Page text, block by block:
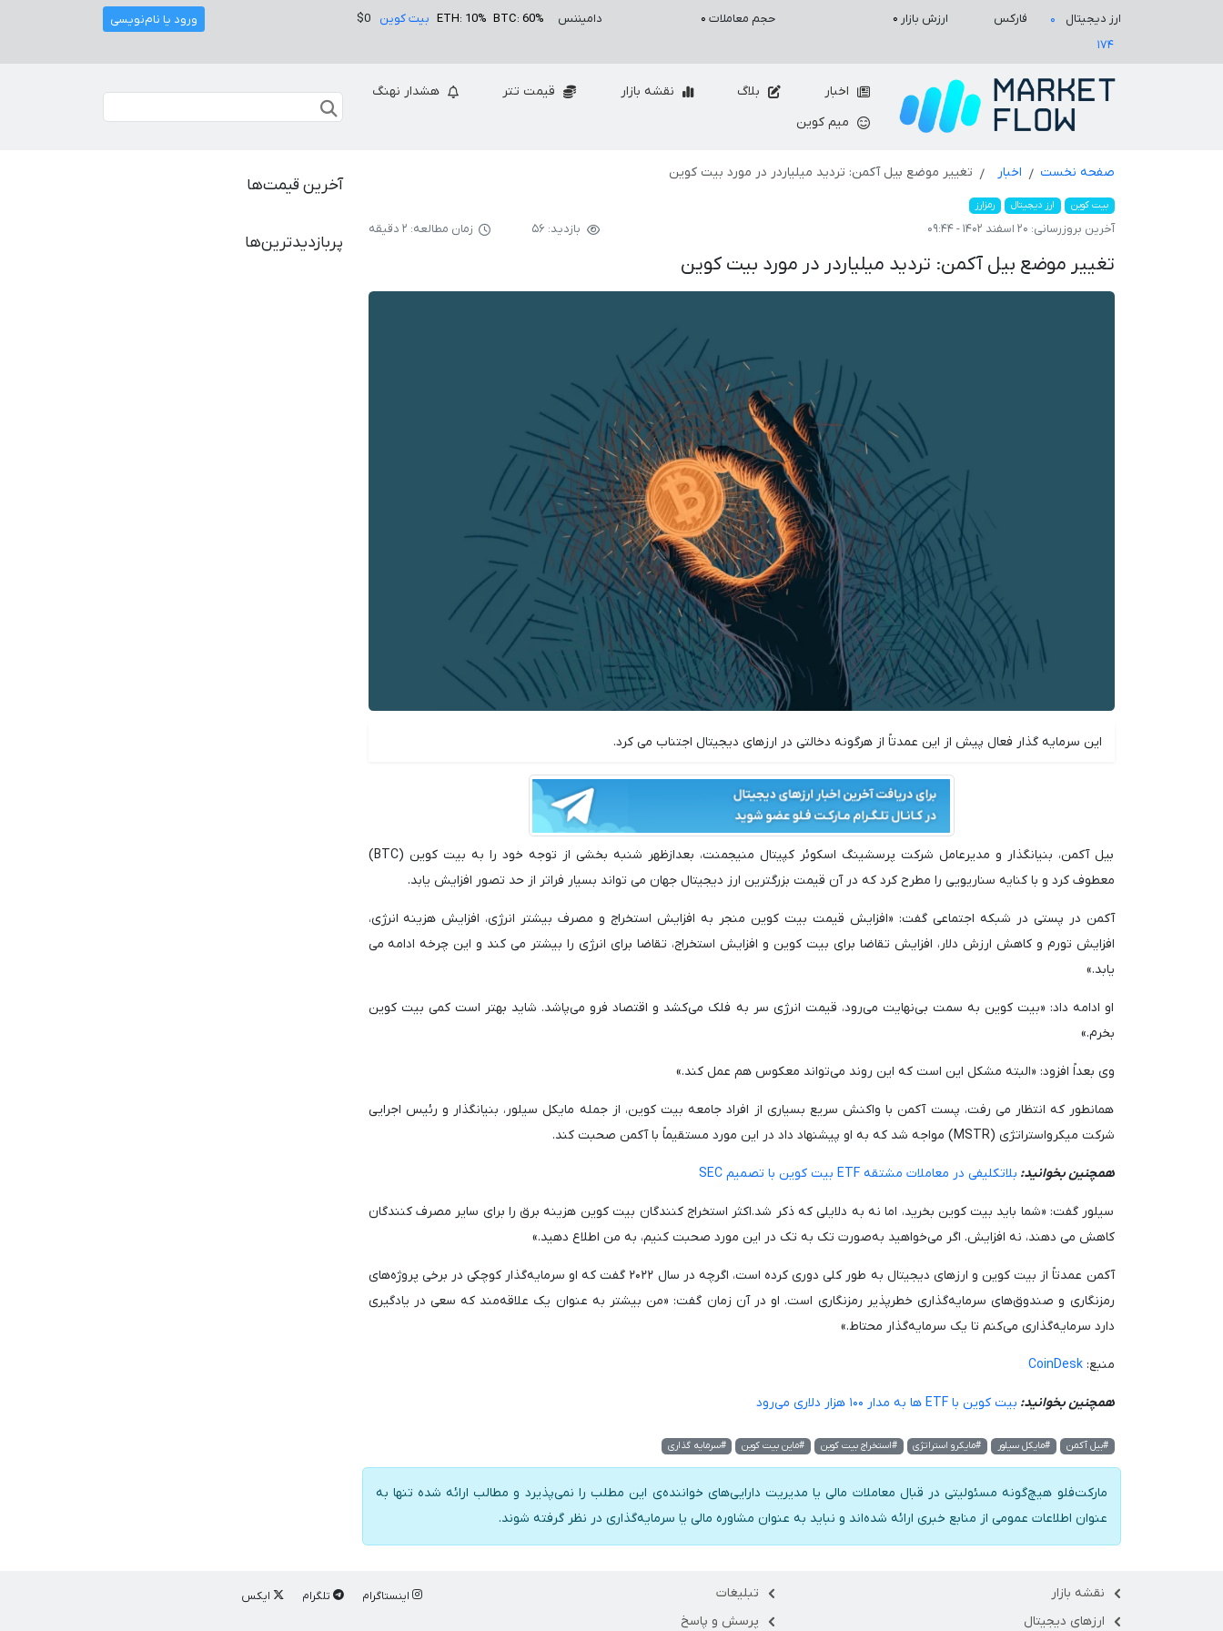
ارز دیجیتال ۰
فارکس
۱۷۴
ارزش بازار ۰ حجم معاملات ۰ دامیننس BTC: 60%
ETH: 10% بیت کوین $0 ورود یا نام‌نویسی
اخبار بلاگ نقشه بازار قیمت تتر
هشدار نهنگ
میم کوین
صفحه نخست اخبار تغییر موضع بیل آکمن: تردید میلیاردر در مورد بیت کوین
بیت کوین ارز دیجیتال رمزارز
آخرین بروزرسانی: ۲۰ اسفند ۱۴۰۲ - ۰۹:۴۴ بازدید: ۵۶ زمان مطالعه: ۲ دقیقه
تغییر موضع بیل آکمن: تردید میلیاردر در مورد بیت کوین
این سرمایه گذار فعال پیش از این عمدتاً از هرگونه دخالتی در ارزهای دیجیتال اجتناب می کرد.
بیل آکمن، بنیانگذار و مدیرعامل شرکت پرسشینگ اسکوئر کپیتال منیجمنت، بعدازظهر شنبه بخشی از توجه خود را به بیت کوین (BTC)
معطوف کرد و با کنایه سناریویی را مطرح کرد که در آن قیمت بزرگترین ارز دیجیتال جهان می تواند بسیار فراتر از حد تصور افزایش یابد.
آکمن در پستی در شبکه اجتماعی گفت: «افزایش قیمت بیت کوین منجر به افزایش استخراج و مصرف بیشتر انرژی، افزایش هزینه انرژی،
افزایش تورم و کاهش ارزش دلار، افزایش تقاضا برای بیت کوین و افزایش استخراج، تقاضا برای انرژی را بیشتر می کند و این چرخه ادامه می
یابد.»
او ادامه داد: «بیت کوین به سمت بی‌نهایت می‌رود، قیمت انرژی سر به فلک می‌کشد و اقتصاد فرو می‌پاشد. شاید بهتر است کمی بیت کوین
بخرم.»
وی بعداً افزود: «البته مشکل این است که این روند می‌تواند معکوس هم عمل کند.»
همانطور که انتظار می رفت، پست آکمن با واکنش سریع بسیاری از افراد جامعه بیت کوین، از جمله مایکل سیلور، بنیانگذار و رئیس اجرایی
شرکت میکرواستراتژی (MSTR) مواجه شد که به او پیشنهاد داد در این مورد مستقیماً با آکمن صحبت کند.
همچنین بخوانید: بلاتکلیفی در معاملات مشتقه ETF بیت کوین با تصمیم SEC
سیلور گفت: «شما باید بیت کوین بخرید، اما نه به دلایلی که ذکر شد.اکثر استخراج کنندگان بیت کوین هزینه برق را برای سایر مصرف کنندگان
کاهش می دهند، نه افزایش. اگر می‌خواهید به‌صورت تک به تک در این مورد صحبت کنیم، به من اطلاع دهید.»
آکمن عمدتاً از بیت کوین و ارزهای دیجیتال به طور کلی دوری کرده است، اگرچه در سال ۲۰۲۲ گفت که او سرمایه‌گذار کوچکی در برخی پروژه‌های
رمزنگاری و صندوق‌های سرمایه‌گذاری خطرپذیر رمزنگاری است. او در آن زمان گفت: «من بیشتر به عنوان یک علاقه‌مند که سعی در یادگیری
دارد سرمایه‌گذاری می‌کنم تا یک سرمایه‌گذار محتاط.»
منبع:CoinDesk
همچنین بخوانید: بیت کوین با ETF ها به مدار ۱۰۰ هزار دلاری می‌رود
#بیل آکمن #مایکل سیلور #مایکرو استراتژی #استخراج بیت کوین #ماین بیت کوین #سرمایه گذاری
مارکت‌فلو هیچ‌گونه مسئولیتی در قبال معاملات مالی یا مدیریت دارایی‌های خواننده‌ی این مطلب را نمی‌پذیرد و مطالب ارائه شده تنها به
عنوان اطلاعات عمومی از منابع خبری ارائه شده‌اند و نباید به عنوان مشاوره مالی یا سرمایه‌گذاری در نظر گرفته شوند.
آخرین قیمت‌ها
پربازدیدترین‌ها
نقشه بازار
ارزهای دیجیتال
تبلیغات
پرسش و پاسخ
اینستاگرام تلگرام ایکس